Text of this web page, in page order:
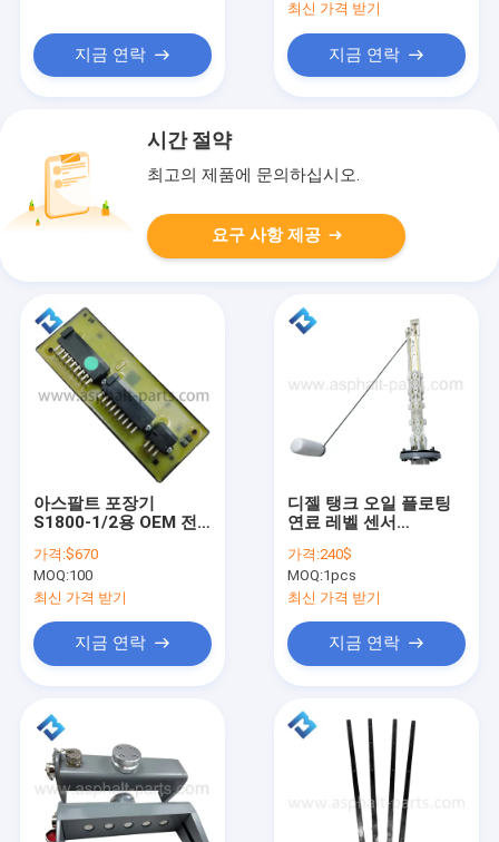
지금 연락
최신 가격 받기
지금 연락
시간 절약
최고의 제품에 문의하십시오.
요구 사항 제공
아스팔트 포장기
S1800-1/2용 OEM 전
3515180025
가격:$670
MOQ:100
최신 가격 받기
지금 연락
디젤 탱크 오일 플로팅
연료 레벨 센서
패버 부품 S2100-2
가격:240$
MOQ:1pcs
최신 가격 받기
지금 연락